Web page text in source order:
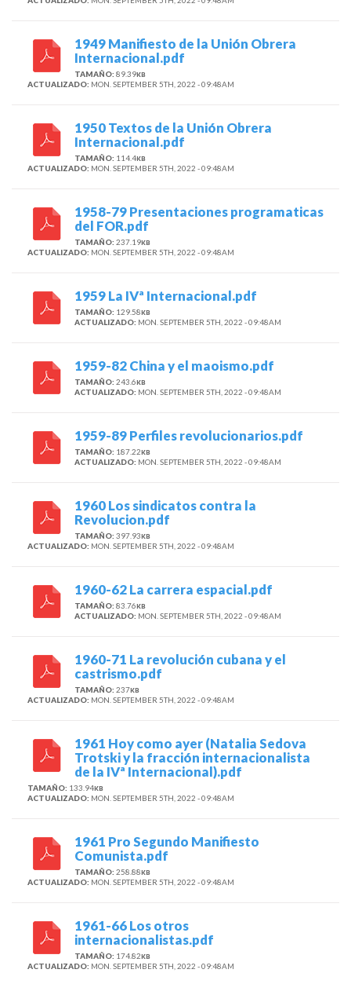
1949 Manifiesto de la Unión Obrera
Internacional.pdf
TAMAÑO: 89.39KB
ACTUALIZADO: MON. SEPTEMBER 5TH, 2022 - 09:48AM
1950 Textos de la Unión Obrera
Internacional.pdf
TAMAÑO: 114.4KB
ACTUALIZADO: MON. SEPTEMBER 5TH, 2022 - 09:48AM
1958-79 Presentaciones programaticas
del FOR.pdf
TAMAÑO: 237.19KB
ACTUALIZADO: MON. SEPTEMBER 5TH, 2022 - 09:48AM
1959 La IVª Internacional.pdf
TAMAÑO: 129.58KB
ACTUALIZADO: MON. SEPTEMBER 5TH, 2022 - 09:48AM
1959-82 China y el maoismo.pdf
TAMAÑO: 243.6KB
ACTUALIZADO: MON. SEPTEMBER 5TH, 2022 - 09:48AM
1959-89 Perfiles revolucionarios.pdf
TAMAÑO: 187.22KB
ACTUALIZADO: MON. SEPTEMBER 5TH, 2022 - 09:48AM
1960 Los sindicatos contra la
Revolucion.pdf
TAMAÑO: 397.93KB
ACTUALIZADO: MON. SEPTEMBER 5TH, 2022 - 09:48AM
1960-62 La carrera espacial.pdf
TAMAÑO: 83.76KB
ACTUALIZADO: MON. SEPTEMBER 5TH, 2022 - 09:48AM
1960-71 La revolución cubana y el
castrismo.pdf
TAMAÑO: 237KB
ACTUALIZADO: MON. SEPTEMBER 5TH, 2022 - 09:48AM
1961 Hoy como ayer (Natalia Sedova
Trotski y la fracción internacionalista
de la IVª Internacional).pdf
TAMAÑO: 133.94KB
ACTUALIZADO: MON. SEPTEMBER 5TH, 2022 - 09:48AM
1961 Pro Segundo Manifiesto
Comunista.pdf
TAMAÑO: 258.88KB
ACTUALIZADO: MON. SEPTEMBER 5TH, 2022 - 09:48AM
1961-66 Los otros
internacionalistas.pdf
TAMAÑO: 174.82KB
ACTUALIZADO: MON. SEPTEMBER 5TH, 2022 - 09:48AM